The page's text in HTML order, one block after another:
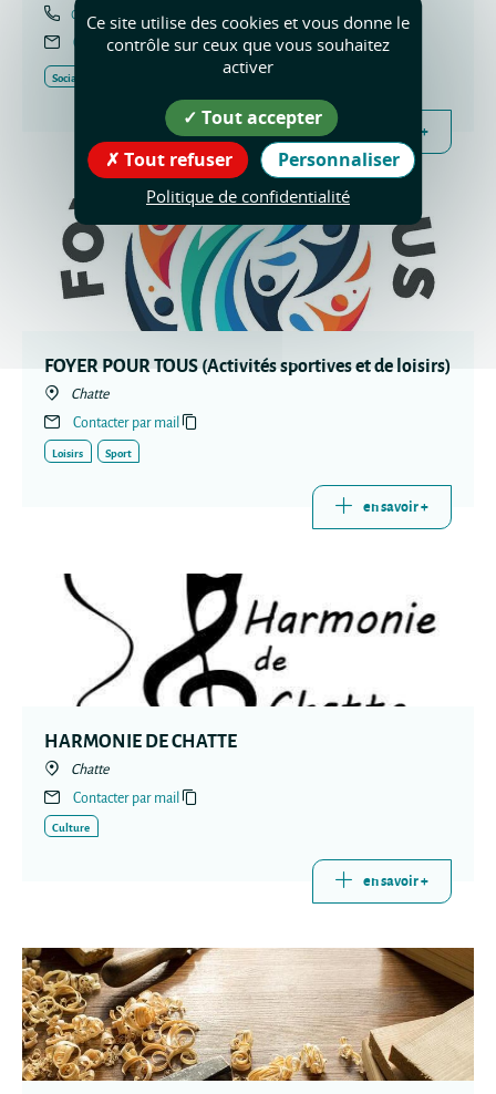
06 36 81 05 60
Contacter par mail
Social
en savoir +
FOYER POUR TOUS (Activités sportives et de loisirs)
Chatte
Contacter par mail
Loisirs Sport
en savoir +
HARMONIE DE CHATTE
Chatte
Contacter par mail
Culture
en savoir +
Ce site utilise des cookies et vous donne le
contrôle sur ceux que vous souhaitez
activer
Tout accepter
Tout refuser
Personnaliser
Politique de confidentialité